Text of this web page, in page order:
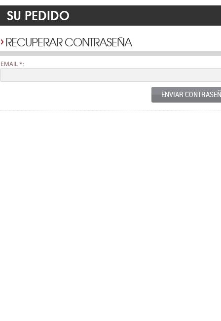
SU PEDIDO
RECUPERAR CONTRASEÑA
EMAIL *:
ENVIAR